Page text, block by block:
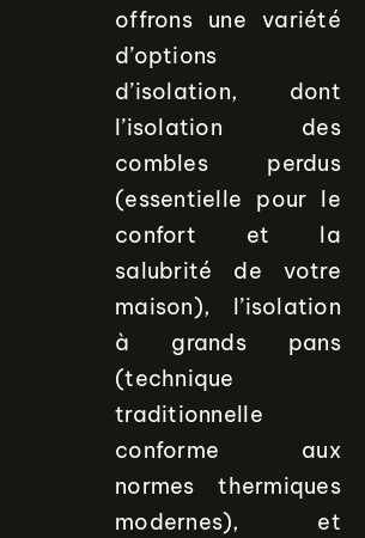
offrons une variété
d’options
d’isolation, dont
l’isolation des
combles perdus
(essentielle pour le
confort et la
salubrité de votre
maison), l’isolation
à grands pans
(technique
traditionnelle
conforme aux
normes thermiques
modernes), et